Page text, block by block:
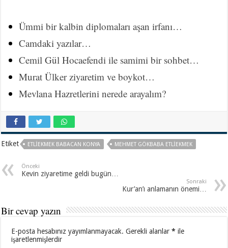
Ümmi bir kalbin diplomaları aşan irfanı…
Camdaki yazılar…
Cemil Gül Hocaefendi ile samimi bir sohbet…
Murat Ülker ziyaretim ve boykot…
Mevlana Hazretlerini nerede arayalım?
Etiket ETLIEKMEK BABACAN KONYA MEHMET GÖKBABA ETLIEKMEK
Önceki
Kevin ziyaretime geldi bugün…
Sonraki
Kur’an’ı anlamanın önemi…
Bir cevap yazın
E-posta hesabınız yayımlanmayacak. Gerekli alanlar* ile
işaretlenmişlerdir